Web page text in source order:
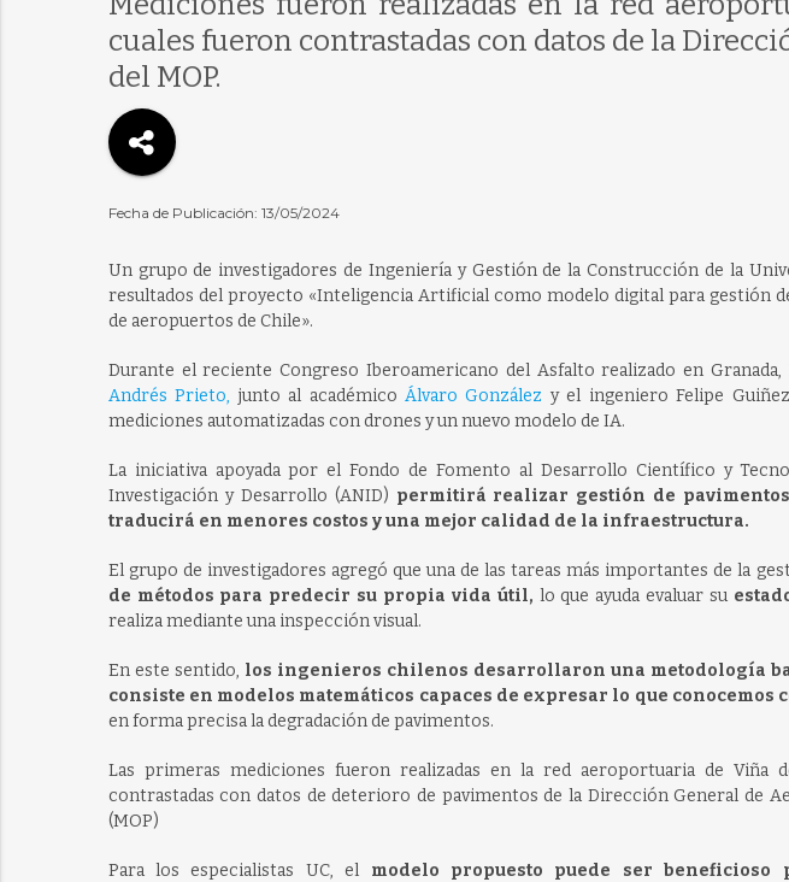
cuales fueron contrastadas con datos de la
del MOP.
Fecha de Publicación: 13/05/2024
Un grupo de investigadores de Ingeniería y Gestión de la Construcción de la
resultados del proyecto «Inteligencia Artificial como modelo digital para gestión
de aeropuertos de Chile».
Durante el reciente Congreso Iberoamericano del Asfalto realizado en
Andrés Prieto, junto al académico Álvaro González y el ingeniero Felipe
mediciones automatizadas con drones y un nuevo modelo de IA.
La iniciativa apoyada por el Fondo de Fomento al Desarrollo Científico y
Investigación y Desarrollo (ANID) permitirá realizar gestión de
traducirá en menores costos y una mejor calidad de la infraestructura.
El grupo de investigadores agregó que una de las tareas más importantes de la
de métodos para predecir su propia vida útil, lo que ayuda evaluar su
realiza mediante una inspección visual.
En este sentido, los ingenieros chilenos desarrollaron una metodología
consiste en modelos matemáticos capaces de expresar lo que conocemos
en forma precisa la degradación de pavimentos.
Las primeras mediciones fueron realizadas en la red aeroportuaria de Viña
contrastadas con datos de deterioro de pavimentos de la Dirección General de
(MOP)
Para los especialistas UC, el modelo propuesto puede ser